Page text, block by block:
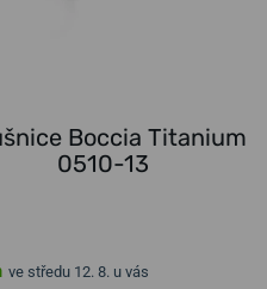
Boccia Titanium
0510-13
ve středu 12. 8. u vás